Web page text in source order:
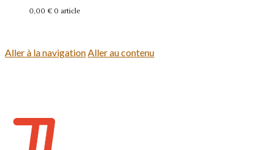
0,00 € 0 article
Aller à la navigationAller au contenu